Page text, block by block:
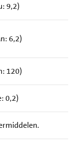
9,2)
6,2)
120)
0,2)